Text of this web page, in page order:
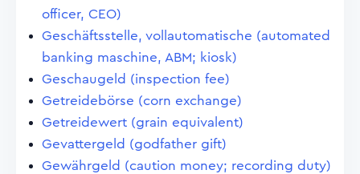
officer, CEO)
Geschäftsstelle, vollautomatische (automated
banking maschine, ABM; kiosk)
Geschaugeld (inspection fee)
Getreidebörse (corn exchange)
Getreidewert (grain equivalent)
Gevattergeld (godfather gift)
Gewährgeld (caution money; recording duty)